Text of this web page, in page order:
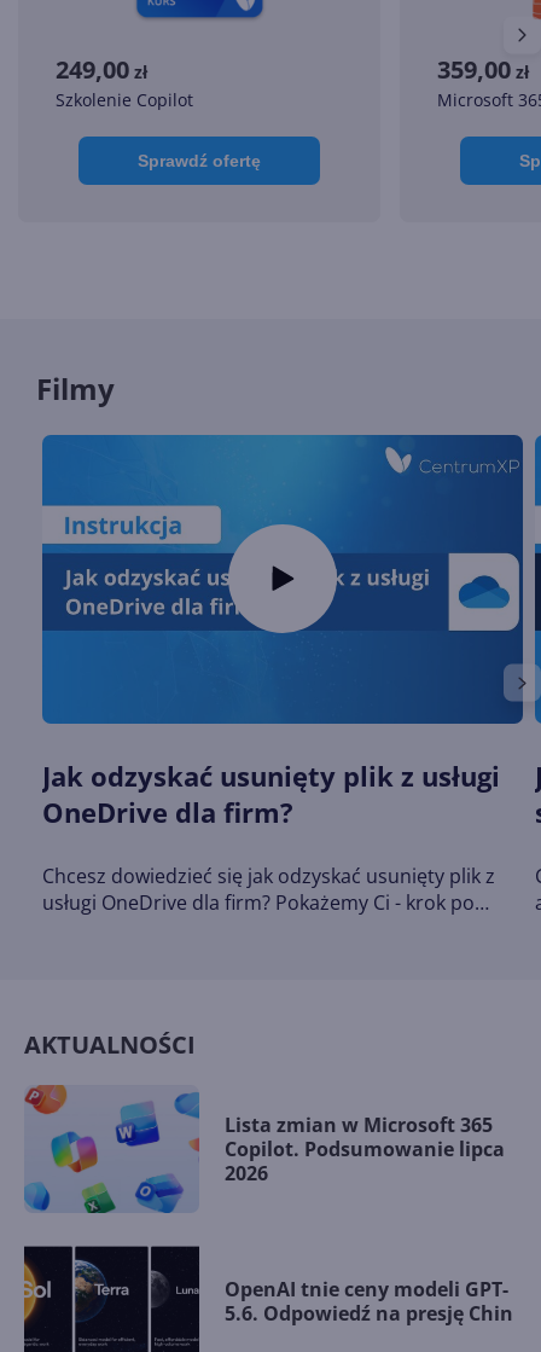
249,00 zł
Szkolenie Copilot
Sprawdź ofertę
359,00 zł
Microsoft
Filmy
Jak odzyskać usunięty plik z usługi
OneDrive dla firm?
Chcesz dowiedzieć się jak odzyskać usunięty plik z
usługi OneDrive dla firm? Pokażemy Ci - krok po
Facebook ➡ https://www.facebook.com/CentrumXP
Instagram ➡ https://www.instagram.com/centrumxp
Twitter ➡ https://twitter.com/CentrumXPpl
AKTUALNOŚCI
Lista zmian w Microsoft 365
Copilot. Podsumowanie lipca
2026
OpenAI tnie ceny modeli GPT-
5.6. Odpowiedź na presję Chin